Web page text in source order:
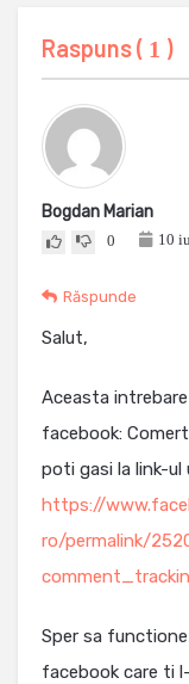
Raspuns ( 1 )
Bogdan Marian
0 10
Răspunde
Salut,
Aceasta
facebook:
poti gasi la link-ul
https://
ro/permalink/
Sper sa
facebook care ti